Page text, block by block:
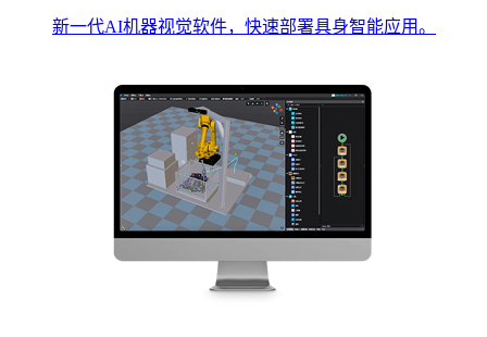
新一代AI机器视觉软件，快速部署具身智能应用。